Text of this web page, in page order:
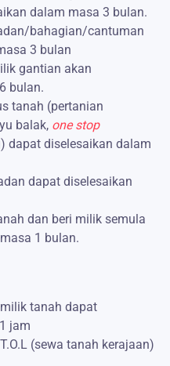
dalam masa 3 bulan.
bahagian/cantuman
3 bulan
gantian akan
bulan.
tanah (pertanian
balak, one stop
dapat diselesaikan dalam
dapat diselesaikan
dan beri milik semula
1 bulan.
tanah dapat
jam
(sewa tanah kerajaan)